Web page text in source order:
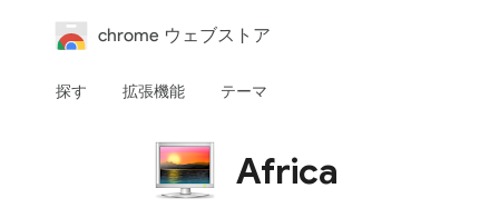
chrome ウェブストア
探す 拡張機能 テーマ
Africa